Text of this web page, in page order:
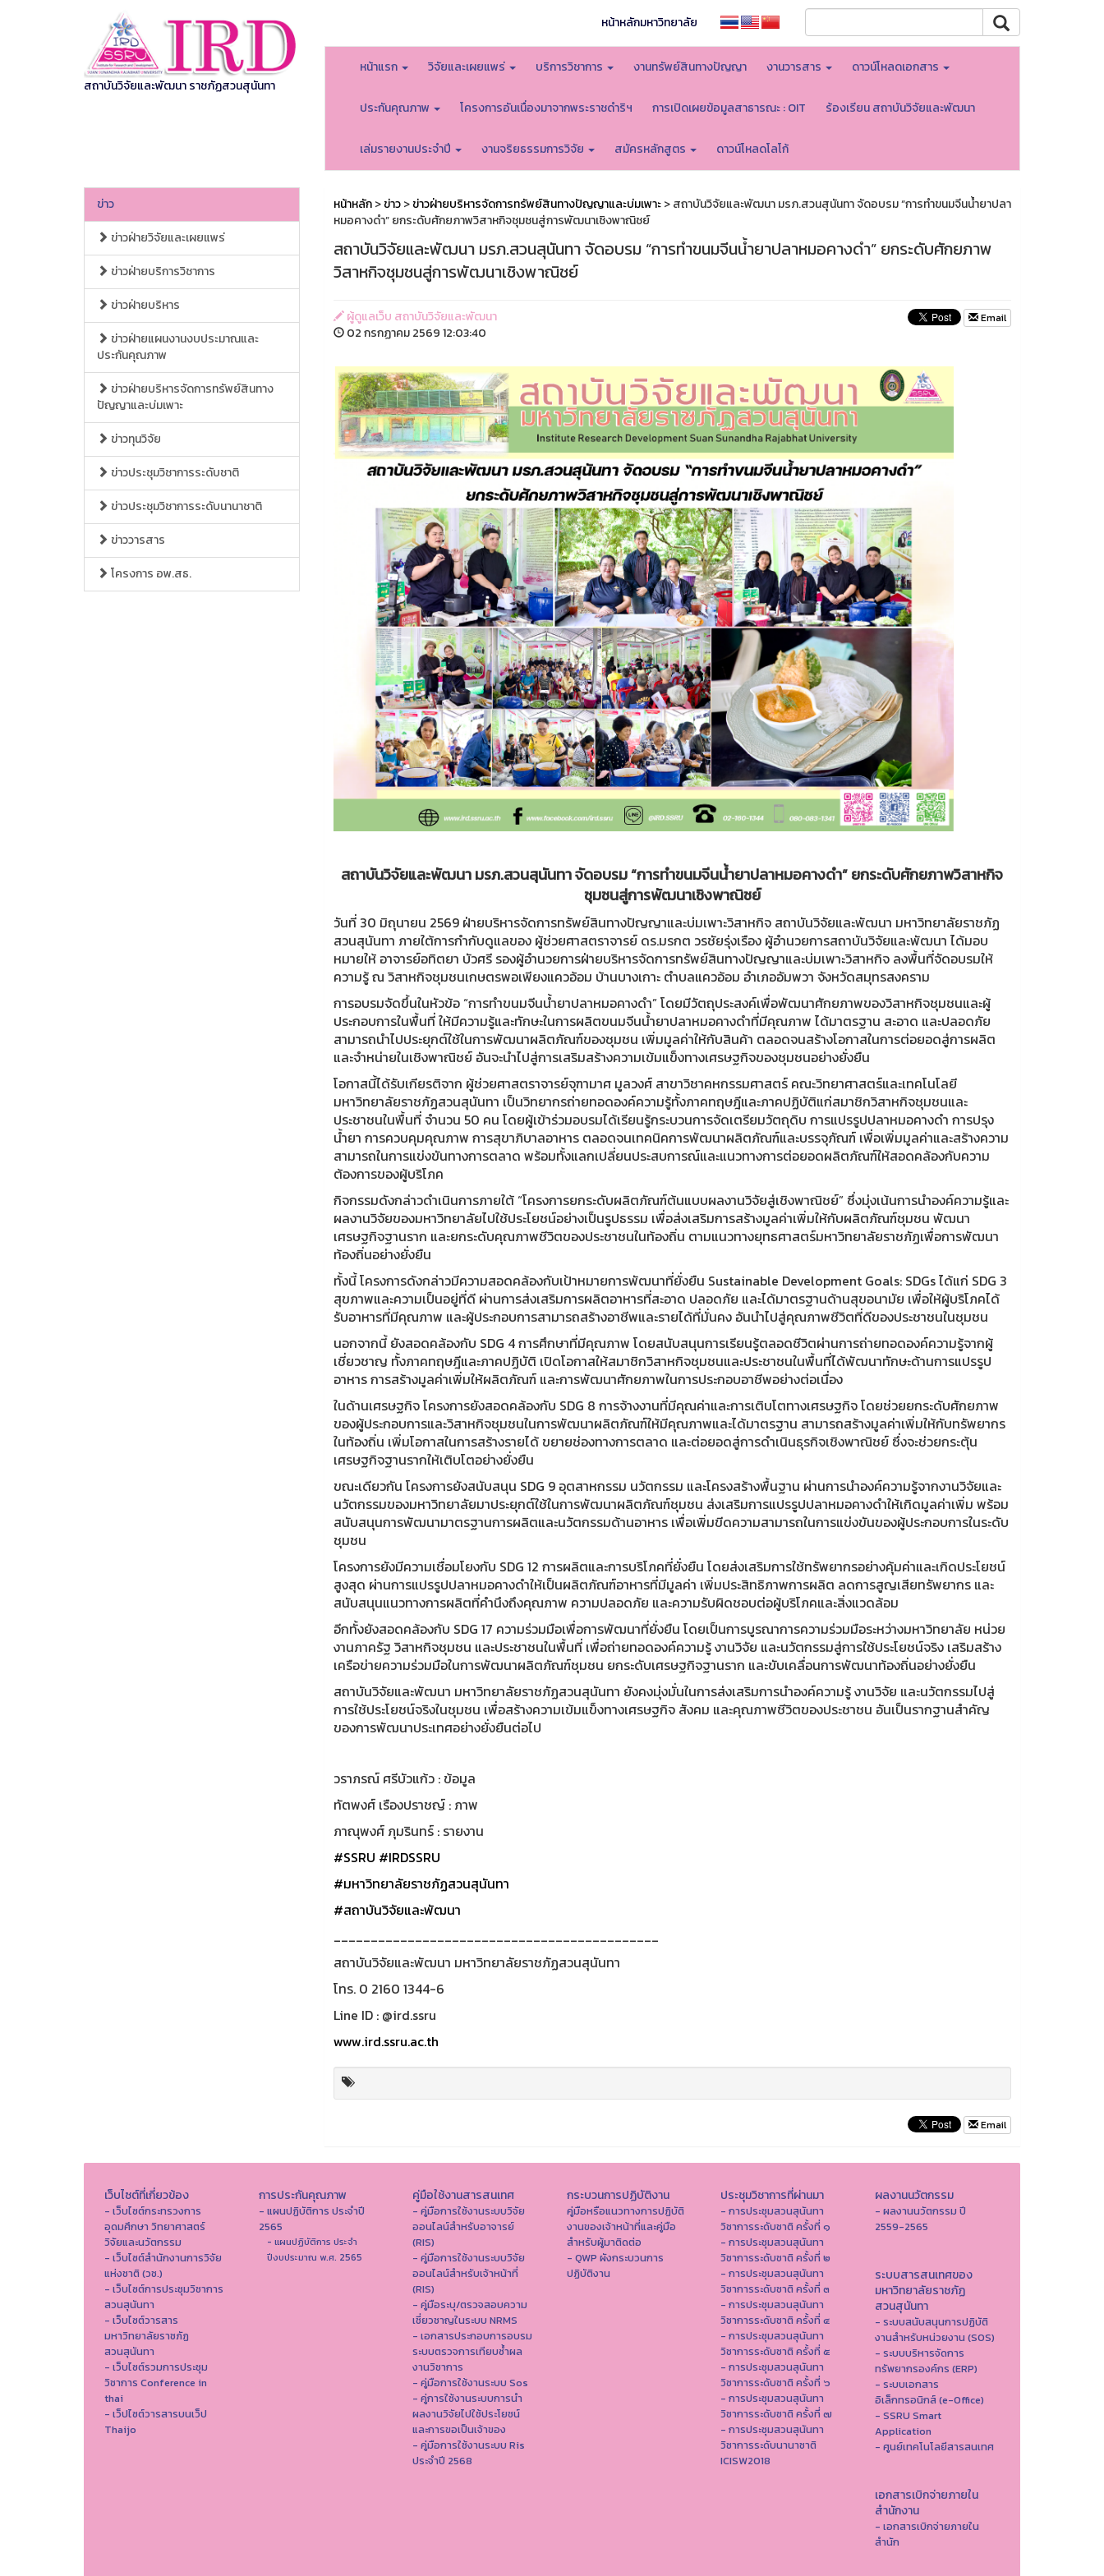
สถาบันวิจัยและพัฒนา ราชภัฏสวนสุนันทา
หน้าหลักมหาวิทยาลัย
หน้าแรก วิจัยและเผยแพร่ บริการวิชาการ งานทรัพย์สินทางปัญญา งานวารสาร ดาวน์โหลดเอกสาร
ประกันคุณภาพ โครงการอันเนื่องมาจากพระราชดำริฯ การเปิดเผยข้อมูลสาธารณะ : OIT ร้องเรียน สถาบันวิจัยและพัฒนา
เล่มรายงานประจำปี งานจริยธรรมการวิจัย สมัครหลักสูตร ดาวน์โหลดโลโก้
ข่าว
ข่าวฝ่ายวิจัยและเผยแพร่
ข่าวฝ่ายบริการวิชาการ
ข่าวฝ่ายบริหาร
ข่าวฝ่ายแผนงานงบประมาณและ
ประกันคุณภาพ
ข่าวฝ่ายบริหารจัดการทรัพย์สินทาง
ปัญญาและบ่มเพาะ
ข่าวทุนวิจัย
ข่าวประชุมวิชาการระดับชาติ
ข่าวประชุมวิชาการระดับนานาชาติ
ข่าววารสาร
โครงการ อพ.สธ.
หน้าหลัก>ข่าว>ข่าวฝ่ายบริหารจัดการทรัพย์สินทางปัญญาและบ่มเพาะ> สถาบันวิจัยและพัฒนา มรภ.สวนสุนันทา จัดอบรม “การทำขนมจีนน้ำยาปลา
หมอคางดำ” ยกระดับศักยภาพวิสาหกิจชุมชนสู่การพัฒนาเชิงพาณิชย์
สถาบันวิจัยและพัฒนา มรภ.สวนสุนันทา จัดอบรม “การทำขนมจีนน้ำยาปลาหมอคางดำ” ยกระดับศักยภาพ
วิสาหกิจชุมชนสู่การพัฒนาเชิงพาณิชย์
ผู้ดูแลเว็บ สถาบันวิจัยและพัฒนา
02 กรกฏาคม 2569 12:03:40
Email
สถาบันวิจัยและพัฒนา มรภ.สวนสุนันทา จัดอบรม “การทำขนมจีนน้ำยาปลาหมอคางดำ” ยกระดับศักยภาพวิสาหกิจ
ชุมชนสู่การพัฒนาเชิงพาณิชย์
วันที่ 30 มิถุนายน 2569 ฝ่ายบริหารจัดการทรัพย์สินทางปัญญาและบ่มเพาะวิสาหกิจ สถาบันวิจัยและพัฒนา มหาวิทยาลัยราชภัฏ
สวนสุนันทา ภายใต้การกำกับดูแลของ ผู้ช่วยศาสตราจารย์ ดร.มรกต วรชัยรุ่งเรือง ผู้อำนวยการสถาบันวิจัยและพัฒนา ได้มอบ
หมายให้ อาจารย์อทิตยา บัวศรี รองผู้อำนวยการฝ่ายบริหารจัดการทรัพย์สินทางปัญญาและบ่มเพาะวิสาหกิจ ลงพื้นที่จัดอบรมให้
ความรู้ ณ วิสาหกิจชุมชนเกษตรพอเพียงแควอ้อม บ้านบางเกาะ ตำบลแควอ้อม อำเภออัมพวา จังหวัดสมุทรสงคราม
การอบรมจัดขึ้นในหัวข้อ “การทำขนมจีนน้ำยาปลาหมอคางดำ” โดยมีวัตถุประสงค์เพื่อพัฒนาศักยภาพของวิสาหกิจชุมชนและผู้
ประกอบการในพื้นที่ ให้มีความรู้และทักษะในการผลิตขนมจีนน้ำยาปลาหมอคางดำที่มีคุณภาพ ได้มาตรฐาน สะอาด และปลอดภัย
สามารถนำไปประยุกต์ใช้ในการพัฒนาผลิตภัณฑ์ของชุมชน เพิ่มมูลค่าให้กับสินค้า ตลอดจนสร้างโอกาสในการต่อยอดสู่การผลิต
และจำหน่ายในเชิงพาณิชย์ อันจะนำไปสู่การเสริมสร้างความเข้มแข็งทางเศรษฐกิจของชุมชนอย่างยั่งยืน
โอกาสนี้ได้รับเกียรติจาก ผู้ช่วยศาสตราจารย์จุฑามาศ มูลวงศ์ สาขาวิชาคหกรรมศาสตร์ คณะวิทยาศาสตร์และเทคโนโลยี
มหาวิทยาลัยราชภัฏสวนสุนันทา เป็นวิทยากรถ่ายทอดองค์ความรู้ทั้งภาคทฤษฎีและภาคปฏิบัติแก่สมาชิกวิสาหกิจชุมชนและ
ประชาชนในพื้นที่ จำนวน 50 คน โดยผู้เข้าร่วมอบรมได้เรียนรู้กระบวนการจัดเตรียมวัตถุดิบ การแปรรูปปลาหมอคางดำ การปรุง
น้ำยา การควบคุมคุณภาพ การสุขาภิบาลอาหาร ตลอดจนเทคนิคการพัฒนาผลิตภัณฑ์และบรรจุภัณฑ์ เพื่อเพิ่มมูลค่าและสร้างความ
สามารถในการแข่งขันทางการตลาด พร้อมทั้งแลกเปลี่ยนประสบการณ์และแนวทางการต่อยอดผลิตภัณฑ์ให้สอดคล้องกับความ
ต้องการของผู้บริโภค
กิจกรรมดังกล่าวดำเนินการภายใต้ “โครงการยกระดับผลิตภัณฑ์ต้นแบบผลงานวิจัยสู่เชิงพาณิชย์” ซึ่งมุ่งเน้นการนำองค์ความรู้และ
ผลงานวิจัยของมหาวิทยาลัยไปใช้ประโยชน์อย่างเป็นรูปธรรม เพื่อส่งเสริมการสร้างมูลค่าเพิ่มให้กับผลิตภัณฑ์ชุมชน พัฒนา
เศรษฐกิจฐานราก และยกระดับคุณภาพชีวิตของประชาชนในท้องถิ่น ตามแนวทางยุทธศาสตร์มหาวิทยาลัยราชภัฏเพื่อการพัฒนา
ท้องถิ่นอย่างยั่งยืน
ทั้งนี้ โครงการดังกล่าวมีความสอดคล้องกับเป้าหมายการพัฒนาที่ยั่งยืน Sustainable Development Goals: SDGs ได้แก่ SDG 3
สุขภาพและความเป็นอยู่ที่ดี ผ่านการส่งเสริมการผลิตอาหารที่สะอาด ปลอดภัย และได้มาตรฐานด้านสุขอนามัย เพื่อให้ผู้บริโภคได้
รับอาหารที่มีคุณภาพ และผู้ประกอบการสามารถสร้างอาชีพและรายได้ที่มั่นคง อันนำไปสู่คุณภาพชีวิตที่ดีของประชาชนในชุมชน
นอกจากนี้ ยังสอดคล้องกับ SDG 4 การศึกษาที่มีคุณภาพ โดยสนับสนุนการเรียนรู้ตลอดชีวิตผ่านการถ่ายทอดองค์ความรู้จากผู้
เชี่ยวชาญ ทั้งภาคทฤษฎีและภาคปฏิบัติ เปิดโอกาสให้สมาชิกวิสาหกิจชุมชนและประชาชนในพื้นที่ได้พัฒนาทักษะด้านการแปรรูป
อาหาร การสร้างมูลค่าเพิ่มให้ผลิตภัณฑ์ และการพัฒนาศักยภาพในการประกอบอาชีพอย่างต่อเนื่อง
ในด้านเศรษฐกิจ โครงการยังสอดคล้องกับ SDG 8 การจ้างงานที่มีคุณค่าและการเติบโตทางเศรษฐกิจ โดยช่วยยกระดับศักยภาพ
ของผู้ประกอบการและวิสาหกิจชุมชนในการพัฒนาผลิตภัณฑ์ให้มีคุณภาพและได้มาตรฐาน สามารถสร้างมูลค่าเพิ่มให้กับทรัพยากร
ในท้องถิ่น เพิ่มโอกาสในการสร้างรายได้ ขยายช่องทางการตลาด และต่อยอดสู่การดำเนินธุรกิจเชิงพาณิชย์ ซึ่งจะช่วยกระตุ้น
เศรษฐกิจฐานรากให้เติบโตอย่างยั่งยืน
ขณะเดียวกัน โครงการยังสนับสนุน SDG 9 อุตสาหกรรม นวัตกรรม และโครงสร้างพื้นฐาน ผ่านการนำองค์ความรู้จากงานวิจัยและ
นวัตกรรมของมหาวิทยาลัยมาประยุกต์ใช้ในการพัฒนาผลิตภัณฑ์ชุมชน ส่งเสริมการแปรรูปปลาหมอคางดำให้เกิดมูลค่าเพิ่ม พร้อม
สนับสนุนการพัฒนามาตรฐานการผลิตและนวัตกรรมด้านอาหาร เพื่อเพิ่มขีดความสามารถในการแข่งขันของผู้ประกอบการในระดับ
ชุมชน
โครงการยังมีความเชื่อมโยงกับ SDG 12 การผลิตและการบริโภคที่ยั่งยืน โดยส่งเสริมการใช้ทรัพยากรอย่างคุ้มค่าและเกิดประโยชน์
สูงสุด ผ่านการแปรรูปปลาหมอคางดำให้เป็นผลิตภัณฑ์อาหารที่มีมูลค่า เพิ่มประสิทธิภาพการผลิต ลดการสูญเสียทรัพยากร และ
สนับสนุนแนวทางการผลิตที่คำนึงถึงคุณภาพ ความปลอดภัย และความรับผิดชอบต่อผู้บริโภคและสิ่งแวดล้อม
อีกทั้งยังสอดคล้องกับ SDG 17 ความร่วมมือเพื่อการพัฒนาที่ยั่งยืน โดยเป็นการบูรณาการความร่วมมือระหว่างมหาวิทยาลัย หน่วย
งานภาครัฐ วิสาหกิจชุมชน และประชาชนในพื้นที่ เพื่อถ่ายทอดองค์ความรู้ งานวิจัย และนวัตกรรมสู่การใช้ประโยชน์จริง เสริมสร้าง
เครือข่ายความร่วมมือในการพัฒนาผลิตภัณฑ์ชุมชน ยกระดับเศรษฐกิจฐานราก และขับเคลื่อนการพัฒนาท้องถิ่นอย่างยั่งยืน
สถาบันวิจัยและพัฒนา มหาวิทยาลัยราชภัฏสวนสุนันทา ยังคงมุ่งมั่นในการส่งเสริมการนำองค์ความรู้ งานวิจัย และนวัตกรรมไปสู่
การใช้ประโยชน์จริงในชุมชน เพื่อสร้างความเข้มแข็งทางเศรษฐกิจ สังคม และคุณภาพชีวิตของประชาชน อันเป็นรากฐานสำคัญ
ของการพัฒนาประเทศอย่างยั่งยืนต่อไป
วราภรณ์ ศรีบัวแก้ว : ข้อมูล
ทัตพงศ์ เรืองปราชญ์ : ภาพ
ภาณุพงศ์ ภุมรินทร์ : รายงาน
#SSRU #IRDSSRU
#มหาวิทยาลัยราชภัฏสวนสุนันทา
#สถาบันวิจัยและพัฒนา
____________________________________________
สถาบันวิจัยและพัฒนา มหาวิทยาลัยราชภัฏสวนสุนันทา
โทร. 0 2160 1344-6
Line ID : @ird.ssru
www.ird.ssru.ac.th
Email
เว็บไซต์ที่เกี่ยวข้อง
- เว็บไซต์กระทรวงการ
อุดมศึกษา วิทยาศาสตร์
วิจัยและนวัตกรรม
- เว็บไซต์สำนักงานการวิจัย
แห่งชาติ (วช.)
- เว็บไซต์การประชุมวิชาการ
สวนสุนันทา
- เว็บไซต์วารสาร
มหาวิทยาลัยราชภัฏ
สวนสุนันทา
- เว็บไซต์รวมการประชุม
วิชาการ Conference in
thai
- เว็ปไซต์วารสารบนเว็ป
Thaijo
การประกันคุณภาพ
- แผนปฏิบัติการ ประจำปี
2565
- แผนปฏิบัติการ ประจำ
ปีงบประมาณ พ.ศ. 2565
คู่มือใช้งานสารสนเทศ
- คู่มือการใช้งานระบบวิจัย
ออนไลน์สำหรับอาจารย์
(RIS)
- คู่มือการใช้งานระบบวิจัย
ออนไลน์สำหรับเจ้าหน้าที่
(RIS)
- คู่มือระบุ/ตรวจสอบความ
เชี่ยวชาญในระบบ NRMS
- เอกสารประกอบการอบรม
ระบบตรวจการเทียบซ้ำผล
งานวิชาการ
- คู่มือการใช้งานระบบ Sos
- คู่การใช้งานระบบการนำ
ผลงานวิจัยไปใช้ประโยชน์
และการขอเป็นเจ้าของ
- คู่มือการใช้งานระบบ Ris
ประจำปี 2568
กระบวนการปฏิบัติงาน
คู่มือหรือแนวทางการปฏิบัติ
งานของเจ้าหน้าที่และคู่มือ
สำหรับผู้มาติดต่อ
- QWP ผังกระบวนการ
ปฏิบัติงาน
ประชุมวิชาการที่ผ่านมา
- การประชุมสวนสุนันทา
วิชาการระดับชาติ ครั้งที่ ๑
- การประชุมสวนสุนันทา
วิชาการระดับชาติ ครั้งที่ ๒
- การประชุมสวนสุนันทา
วิชาการระดับชาติ ครั้งที่ ๓
- การประชุมสวนสุนันทา
วิชาการระดับชาติ ครั้งที่ ๔
- การประชุมสวนสุนันทา
วิชาการระดับชาติ ครั้งที่ ๕
- การประชุมสวนสุนันทา
วิชาการระดับชาติ ครั้งที่ ๖
- การประชุมสวนสุนันทา
วิชาการระดับชาติ ครั้งที่ ๗
- การประชุมสวนสุนันทา
วิชาการระดับนานาชาติ
ICISW2018
ผลงานนวัตกรรม
- ผลงานนวัตกรรม ปี
2559-2565
ระบบสารสนเทศของ
มหาวิทยาลัยราชภัฏ
สวนสุนันทา
- ระบบสนับสนุนการปฏิบัติ
งานสำหรับหน่วยงาน (SOS)
- ระบบบริหารจัดการ
ทรัพยากรองค์กร (ERP)
- ระบบเอกสาร
อิเล็กทรอนิกส์ (e-Office)
- SSRU Smart
Application
- ศูนย์เทคโนโลยีสารสนเทศ
เอกสารเบิกจ่ายภายใน
สำนักงาน
- เอกสารเบิกจ่ายภายใน
สำนัก